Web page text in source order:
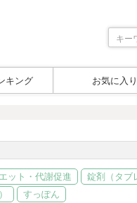
キング お気に入り
ット・代謝促進
錠剤（タブ
すっぽん